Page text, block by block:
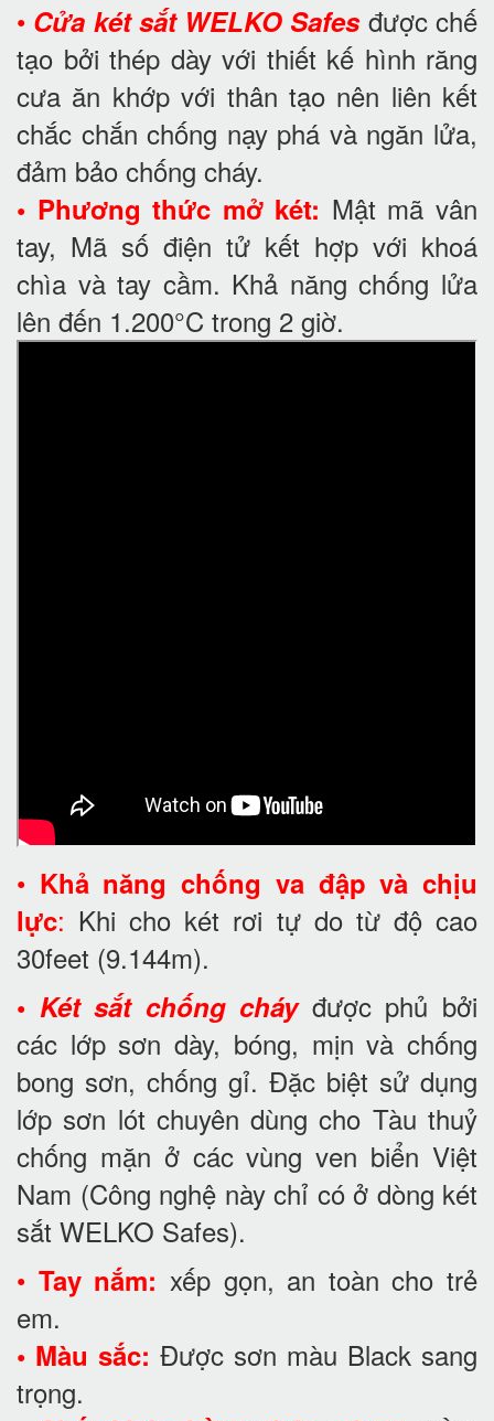
• Cửa két sắt WELKO Safesđược chế
tạo bởi thép dày với thiết kế hình răng
cưa ăn khớp với thân tạo nên liên kết
chắc chắn chống nạy phá và ngăn lửa,
đảm bảo chống cháy.
• Phương thức mở két: Mật mã vân
tay, Mã số điện tử kết hợp với khoá
chìa và tay cầm. Khả năng chống lửa
lên đến 1.200°C trong 2 giờ.
• Khả năng chống va đập và chịu
lực: Khi cho két rơi tự do từ độ cao
30feet (9.144m).
• Két sắt chống cháyđược phủ bởi
các lớp sơn dày, bóng, mịn và chống
bong sơn, chống gỉ. Đặc biệt sử dụng
lớp sơn lót chuyên dùng cho Tàu thuỷ
chống mặn ở các vùng ven biển Việt
Nam (Công nghệ này chỉ có ở dòng két
sắt WELKO Safes).
• Tay nắm: xếp gọn, an toàn cho trẻ
em.
• Màu sắc: Được sơn màu Black sang
trọng.